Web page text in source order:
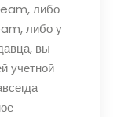
либо
либо у
вы
учетной